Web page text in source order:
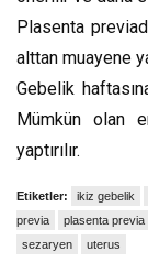
Plasenta
alttan muayene
Gebelik
Mümkün olan
yaptırılır.
Etiketler: ikiz gebelik
previa
plasenta previa
sezaryen
uterus